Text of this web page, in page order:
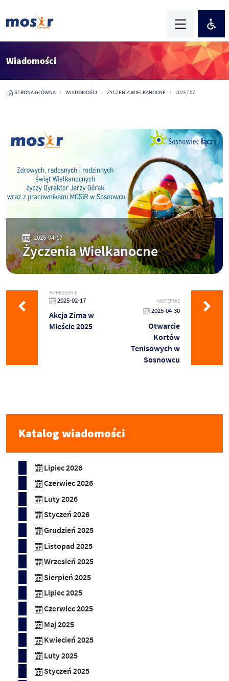
Wiadomości
STRONA GŁÓWNA WIADOMOŚCI ŻYCZENIA WIELKANOCNE 2023 / 07
2025-04-17
Życzenia Wielkanocne
POPRZEDNIE
2025-02-17
Akcja Zima w
Mieście 2025
NASTĘPNIE
2025-04-30
Otwarcie
Kortów
Tenisowych w
Sosnowcu
Katalog wiadomości
Lipiec 2026
Czerwiec 2026
Luty 2026
Styczeń 2026
Grudzień 2025
Listopad 2025
Wrzesień 2025
Sierpień 2025
Lipiec 2025
Czerwiec 2025
Maj 2025
Kwiecień 2025
Luty 2025
Styczeń 2025